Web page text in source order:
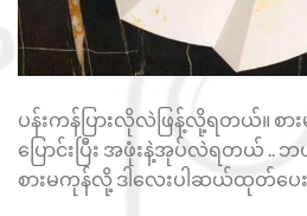
ပန်းကန်ပြားလိုလဲဖြန့်လို့ရတယ်။ စ
ပြောင်းပြီး အဖုံးနဲ့အုပ်လဲရတယ် ..
စားမကုန်လို့ ဒါလေးပါဆယ်ထုတ်ပေ